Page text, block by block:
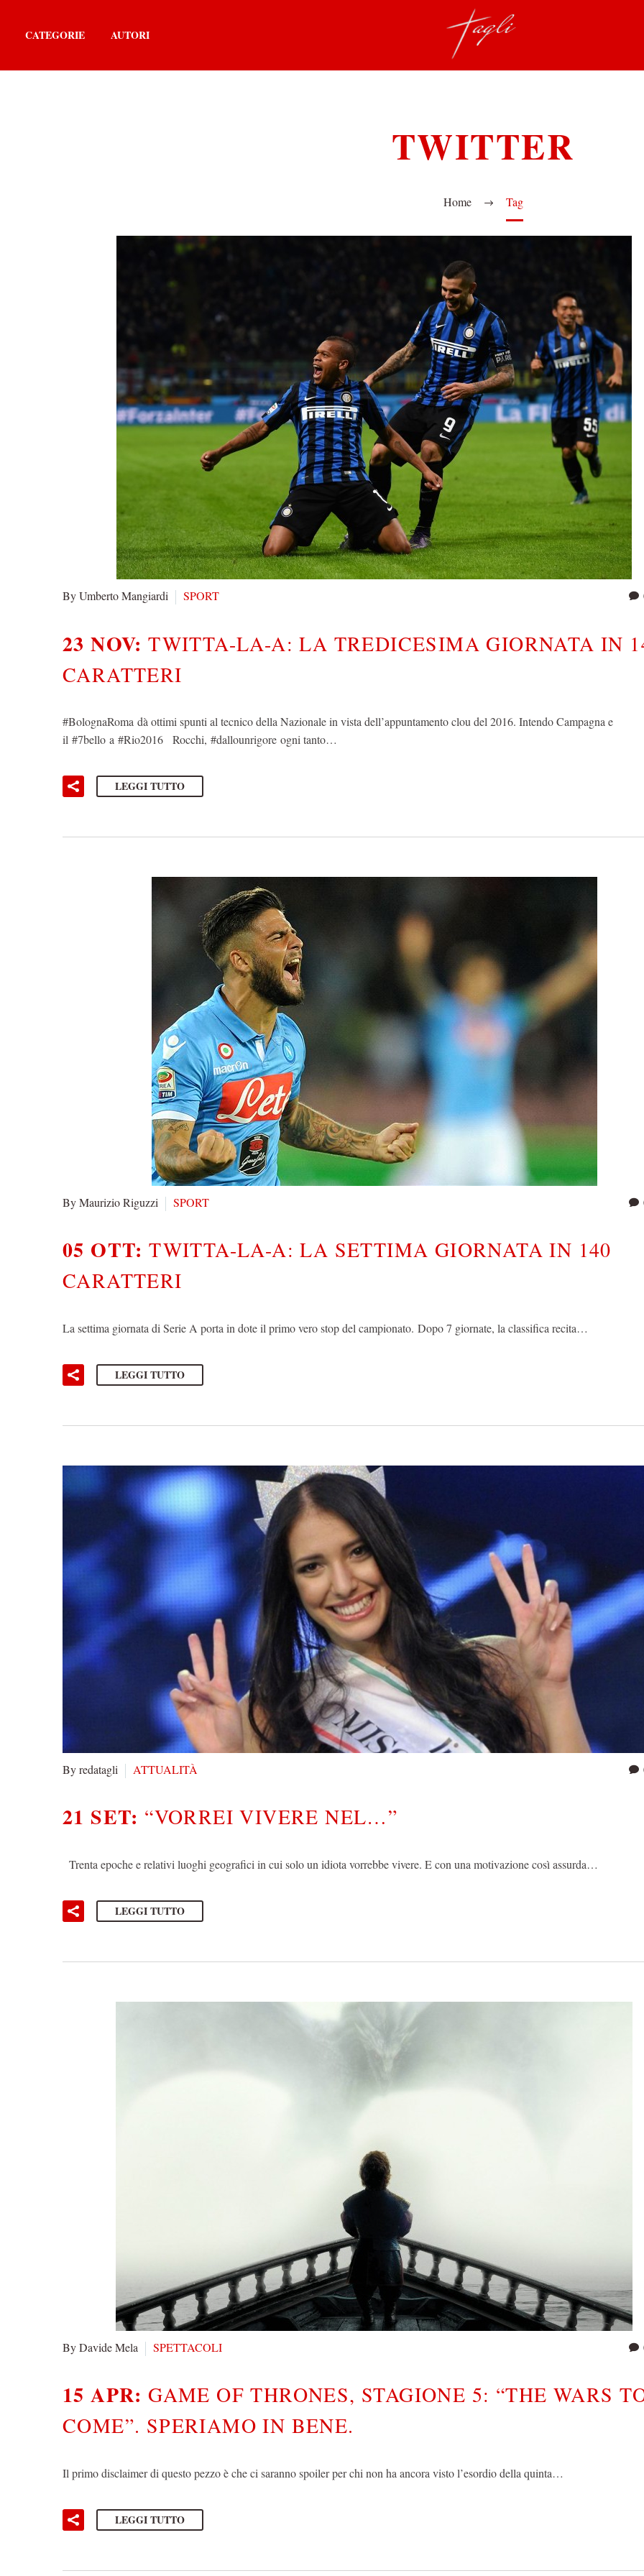
CATEGORIE AUTORI
TWITTER
Home Tag
By Umberto Mangiardi SPORT
23 NOV:TWITTA-LA-A: LA TREDICESIMA GIORNATA IN
CARATTERI
#BolognaRoma dà ottimi spunti al tecnico della Nazionale in vista dell’appuntamento clou del 2016. Intendo Campagna e
il #7bello a #Rio2016 Rocchi, #dallounrigore ogni tanto…
LEGGI TUTTO
By Maurizio Riguzzi SPORT
05 OTT:TWITTA-LA-A: LA SETTIMA GIORNATA IN 140
CARATTERI
La settima giornata di Serie A porta in dote il primo vero stop del campionato. Dopo 7 giornate, la classifica recita…
LEGGI TUTTO
By redatagli ATTUALITÀ
21 SET: “VORREI VIVERE NEL…”
Trenta epoche e relativi luoghi geografici in cui solo un idiota vorrebbe vivere. E con una motivazione così assurda…
LEGGI TUTTO
By Davide Mela SPETTACOLI
15 APR: GAME OF THRONES, STAGIONE 5: “THE WARS
COME”. SPERIAMO IN BENE.
Il primo disclaimer di questo pezzo è che ci saranno spoiler per chi non ha ancora visto l’esordio della quinta…
LEGGI TUTTO